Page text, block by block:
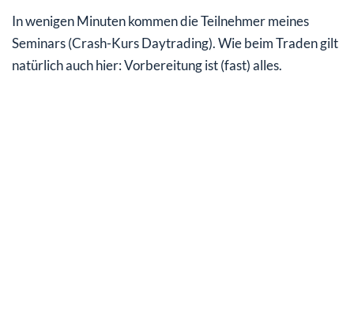
In wenigen Minuten kommen die Teilnehmer meines
Seminars (Crash-Kurs Daytrading). Wie beim Traden gilt
natürlich auch hier: Vorbereitung ist (fast) alles.